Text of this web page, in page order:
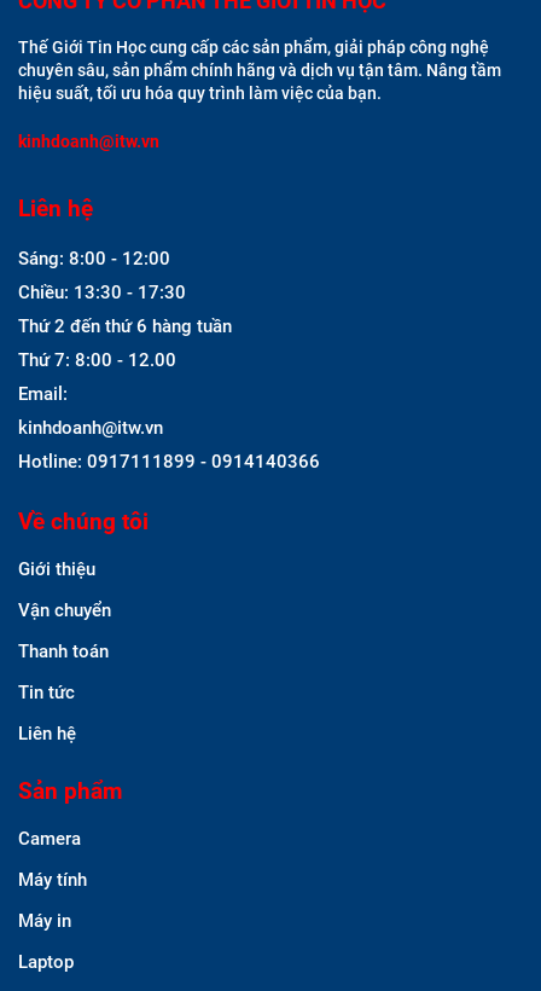
Thế Giới Tin Học cung cấp các sản phẩm, giải pháp công nghệ
chuyên sâu, sản phẩm chính hãng và dịch vụ tận tâm. Nâng tầm
hiệu suất, tối ưu hóa quy trình làm việc của bạn.
kinhdoanh@itw.vn
Liên hệ
Sáng: 8:00 - 12:00
Chiều: 13:30 - 17:30
Thứ 2 đến thứ 6 hàng tuần
Thứ 7: 8:00 - 12.00
Email:
kinhdoanh@itw.vn
Hotline: 0917111899 - 0914140366
Về chúng tôi
Giới thiệu
Vận chuyển
Thanh toán
Tin tức
Liên hệ
Sản phẩm
Camera
Máy tính
Máy in
Laptop